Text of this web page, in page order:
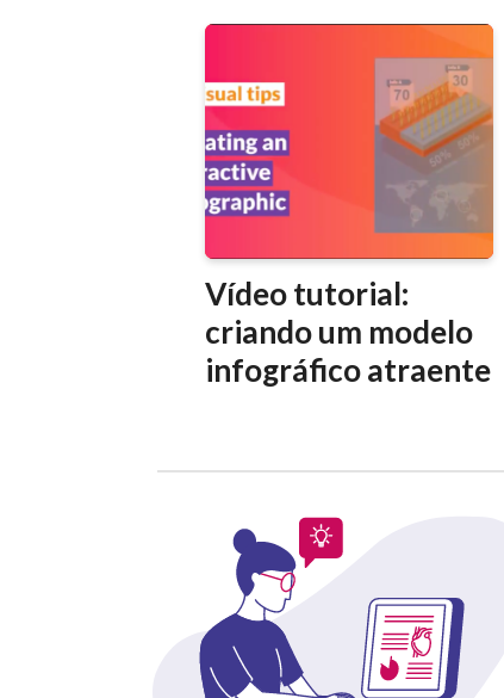
Vídeo tutorial:
criando um modelo
infográfico atraente